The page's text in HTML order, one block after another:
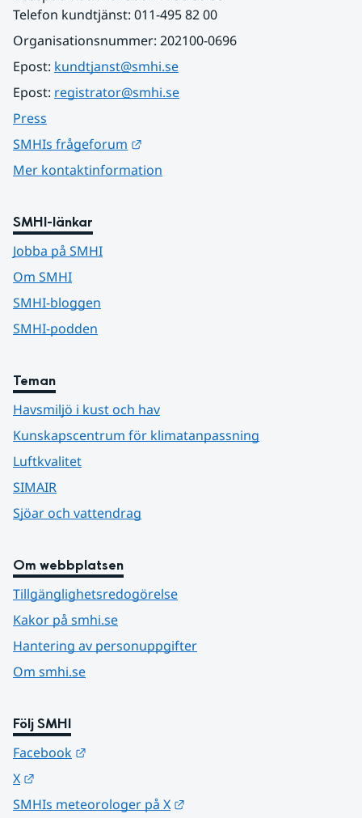
Telefon kundtjänst: 011-495 82 00
Organisationsnummer: 202100-0696
Epost: kundtjanst@smhi.se
Epost: registrator@smhi.se
Press
SMHIs frågeforum
Mer kontaktinformation
SMHI-länkar
Jobba på SMHI
Om SMHI
SMHI-bloggen
SMHI-podden
Teman
Havsmiljö i kust och hav
Kunskapscentrum för klimatanpassning
Luftkvalitet
SIMAIR
Sjöar och vattendrag
Om webbplatsen
Tillgänglighetsredogörelse
Kakor på smhi.se
Hantering av personuppgifter
Om smhi.se
Följ SMHI
Facebook
X
SMHIs meteorologer på X